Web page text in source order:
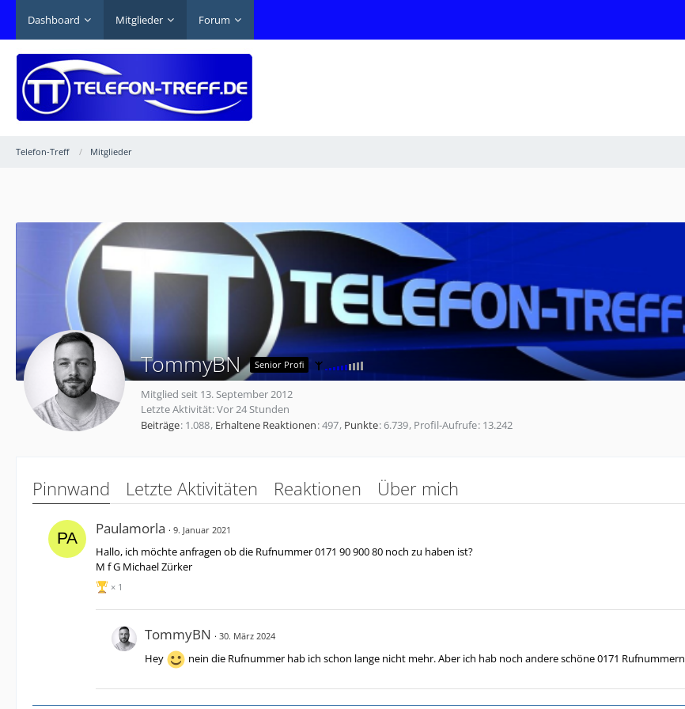
Dashboard Mitglieder Forum
Telefon-Treff Mitglieder
TommyBN Senior Profi
Mitglied seit 13. September 2012
Letzte Aktivität:Vor 24 Stunden
Beiträge 1.088 Erhaltene Reaktionen 497 Punkte 6.739 Profil-Aufrufe 13.242
Pinnwand Letzte Aktivitäten Reaktionen Über mich
Paulamorla 9. Januar 2021
Hallo, ich möchte anfragen ob die Rufnummer 0171 90 900 80 noch zu haben ist?
M f G Michael Zürker
1
TommyBN 30. März 2024
Hey nein die Rufnummer hab ich schon lange nicht mehr. Aber ich hab noch andere schöne 0171 Rufnummern